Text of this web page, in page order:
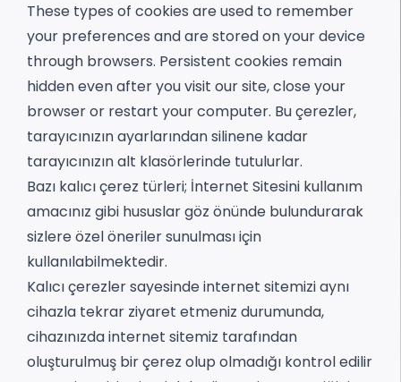
These types of cookies are used to remember
your preferences and are stored on your device
through browsers. Persistent cookies remain
hidden even after you visit our site, close your
browser or restart your computer. Bu çerezler,
tarayıcınızın ayarlarından silinene kadar
tarayıcınızın alt klasörlerinde tutulurlar.
Bazı kalıcı çerez türleri; İnternet Sitesini kullanım
amacınız gibi hususlar göz önünde bulundurarak
sizlere özel öneriler sunulması için
kullanılabilmektedir.
Kalıcı çerezler sayesinde internet sitemizi aynı
cihazla tekrar ziyaret etmeniz durumunda,
cihazınızda internet sitemiz tarafından
oluşturulmuş bir çerez olup olmadığı kontrol edilir